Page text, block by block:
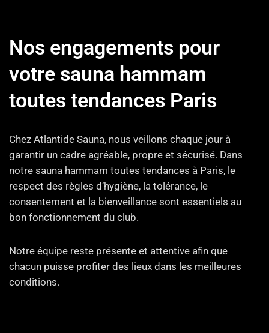
Nos engagements pour
votre sauna hammam
toutes tendances Paris
Chez Atlantide Sauna, nous veillons chaque jour à
garantir un cadre agréable, propre et sécurisé. Dans
notre sauna hammam toutes tendances à Paris, le
respect des règles d’hygiène, la tolérance, le
consentement et la bienveillance sont essentiels au
bon fonctionnement du club.
Notre équipe reste présente et attentive afin que
chacun puisse profiter des lieux dans les meilleures
conditions.